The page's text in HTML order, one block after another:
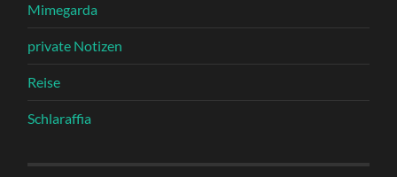
Mimegarda
private Notizen
Reise
Schlaraffia